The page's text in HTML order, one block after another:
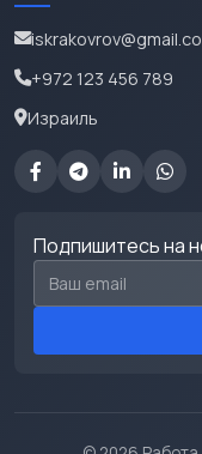
+972 123 456 789
Израиль
Подпишитесь на
Email для подписки